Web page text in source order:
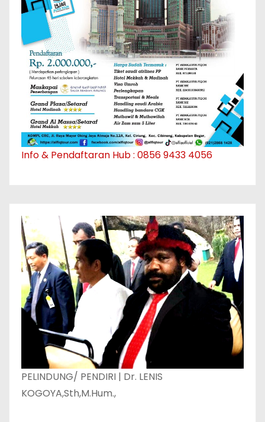
Info & Pendaftaran Hub : 0856 9433 4056
PELINDUNG/ PENDIRI | Dr. LENIS
KOGOYA,Sth,M.Hum.,